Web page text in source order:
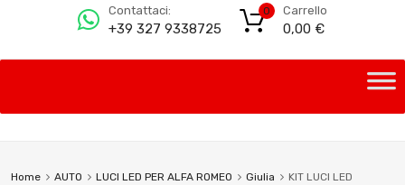
Contattaci:
+39 327 9338725
Carrello
0,00 €
0
Home AUTO LUCI LED PER ALFA ROMEO Giulia
KIT LUCI LED